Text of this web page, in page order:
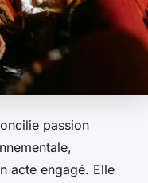
passion
acte engagé. Elle